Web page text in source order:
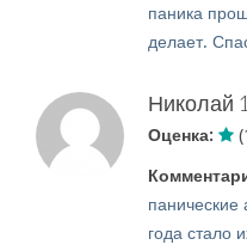
паника
делает.
Николай
Оценка:
панические
года стало